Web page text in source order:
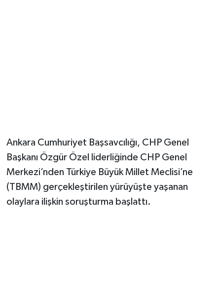
Ankara Cumhuriyet Başsavcılığı, CHP Genel
Başkanı Özgür Özel liderliğinde CHP Genel
Merkezi’nden Türkiye Büyük Millet Meclisi’ne
(TBMM) gerçekleştirilen yürüyüşte yaşanan
olaylara ilişkin soruşturma başlattı.